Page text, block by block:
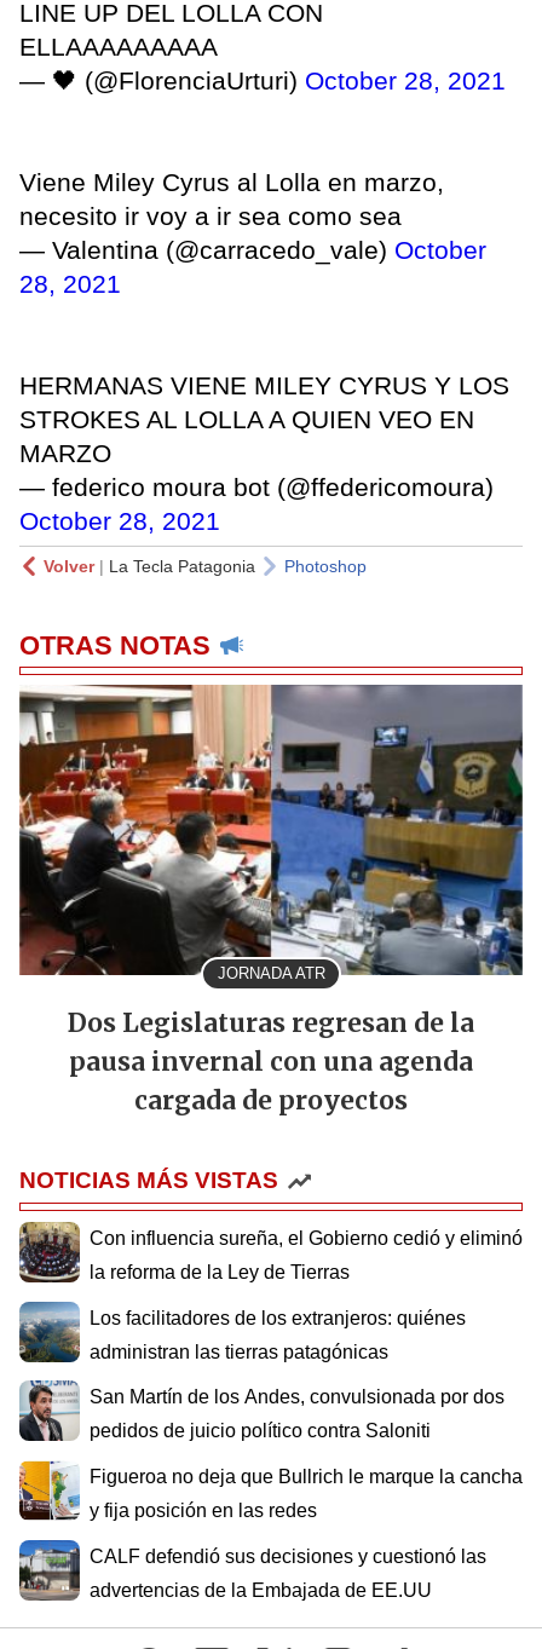
LINE UP DEL LOLLA CON
ELLAAAAAAAAA
— 🖤 (@FlorenciaUrturi) October 28, 2021
Viene Miley Cyrus al Lolla en marzo,
necesito ir voy a ir sea como sea
— Valentina (@carracedo_vale) October
28, 2021
HERMANAS VIENE MILEY CYRUS Y LOS
STROKES AL LOLLA A QUIEN VEO EN
MARZO
— federico moura bot (@ffedericomoura)
October 28, 2021
Volver| La Tecla Patagonia Photoshop
OTRAS NOTAS
JORNADA ATR
Dos Legislaturas regresan de la
pausa invernal con una agenda
cargada de proyectos
NOTICIAS MÁS VISTAS
Con influencia sureña, el Gobierno cedió y eliminó
la reforma de la Ley de Tierras
Los facilitadores de los extranjeros: quiénes
administran las tierras patagónicas
San Martín de los Andes, convulsionada por dos
pedidos de juicio político contra Saloniti
Figueroa no deja que Bullrich le marque la cancha
y fija posición en las redes
CALF defendió sus decisiones y cuestionó las
advertencias de la Embajada de EE.UU